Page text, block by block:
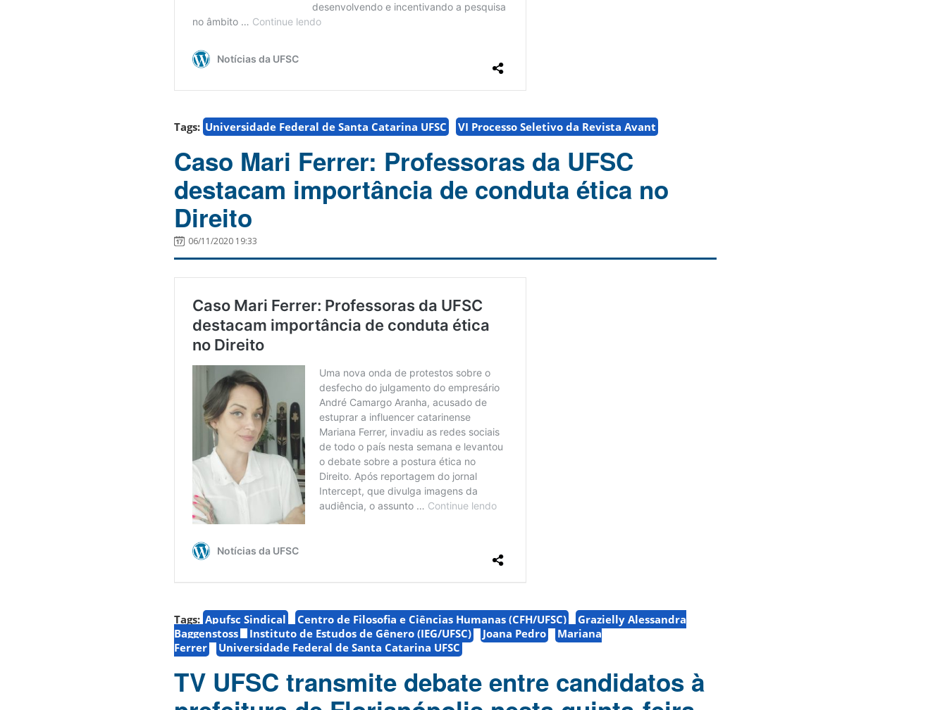
Tags: Universidade Federal de Santa Catarina UFSC VI Processo Seletivo da Revista Avant
Caso Mari Ferrer: Professoras da UFSC
destacam importância de conduta ética no
Direito
06/11/2020 19:33
Tags: Apufsc Sindical Centro de Filosofia e Ciências Humanas (CFH/UFSC)
Grazielly Alessandra
Baggenstoss
Instituto de Estudos de Gênero (IEG/UFSC) Joana Pedro
Mariana
Ferrer
Universidade Federal de Santa Catarina UFSC
TV UFSC transmite debate entre candidatos à